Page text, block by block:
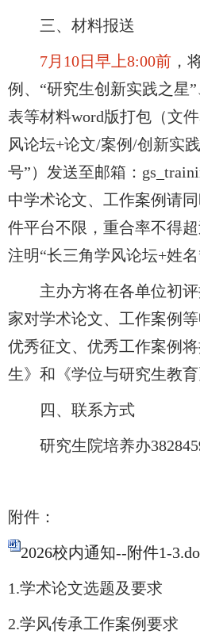
三、材料报送
7月 10日早上8:00前 ，
例、 “研究生创新实践之星”
表等材料word版打包 （文
风论坛+论文/案例/创新实
号”）发送至邮箱：
中学术论文、工作案例请
件平台不限 ，重合率不得
注明“长三角学风论坛+姓名
主办方将在各单位初
家对学术论文、工作案例等
优秀征文、优秀工作案例
生》和《学位与研究生教育
四、联系方式
研究生院培养办
附件：
2026校内通知--附件1-
1.学术论文选题及要求
2.学风传承工作案例要求